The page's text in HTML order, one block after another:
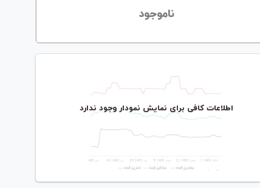
ناموجود
اطلاعات کافی برای نمایش نمودار وجود ندارد